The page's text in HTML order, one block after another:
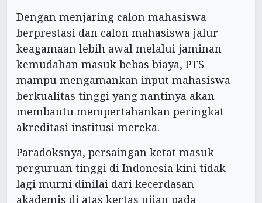
Dengan menjaring calon mahasiswa
berprestasi dan calon mahasiswa jalur
keagamaan lebih awal melalui jaminan
kemudahan masuk bebas biaya, PTS
mampu mengamankan input mahasiswa
berkualitas tinggi yang nantinya akan
membantu mempertahankan peringkat
akreditasi institusi mereka.
Paradoksnya, persaingan ketat masuk
perguruan tinggi di Indonesia kini tidak
lagi murni dinilai dari kecerdasan
akademis di atas kertas ujian pada